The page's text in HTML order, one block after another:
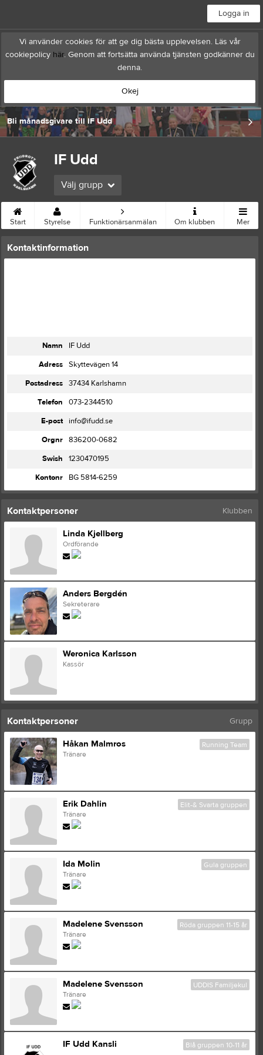
Logga in
Vi använder cookies för att ge dig bästa upplevelsen. Läs vår
cookiepolicy här. Genom att fortsätta använda tjänsten godkänner du
denna.
Okej
Bli månadsgivare till IF Udd
IF Udd
Välj grupp
Start Styrelse Funktionärsanmälan Om klubben Mer
Kontaktinformation
Namn
IF Udd
Adress
Skyttevägen 14
Postadress
37434 Karlshamn
Telefon
073-2344510
E-post
info@ifudd.se
Orgnr
836200-0682
Swish
1230470195
Kontonr
BG 5814-6259
Kontaktpersoner Klubben
Linda Kjellberg
Ordförande
Anders Bergdén
Sekreterare
Weronica Karlsson
Kassör
Kontaktpersoner Grupp
Håkan Malmros
Running Team
Tränare
Erik Dahlin
Elit-& Svarta gruppen
Tränare
Ida Molin
Gula gruppen
Tränare
Madelene Svensson
Röda gruppen 11-15 år
Tränare
Madelene Svensson
UDDIS Familjekul
Tränare
IF Udd Kansli Blå gruppen 10-11 år